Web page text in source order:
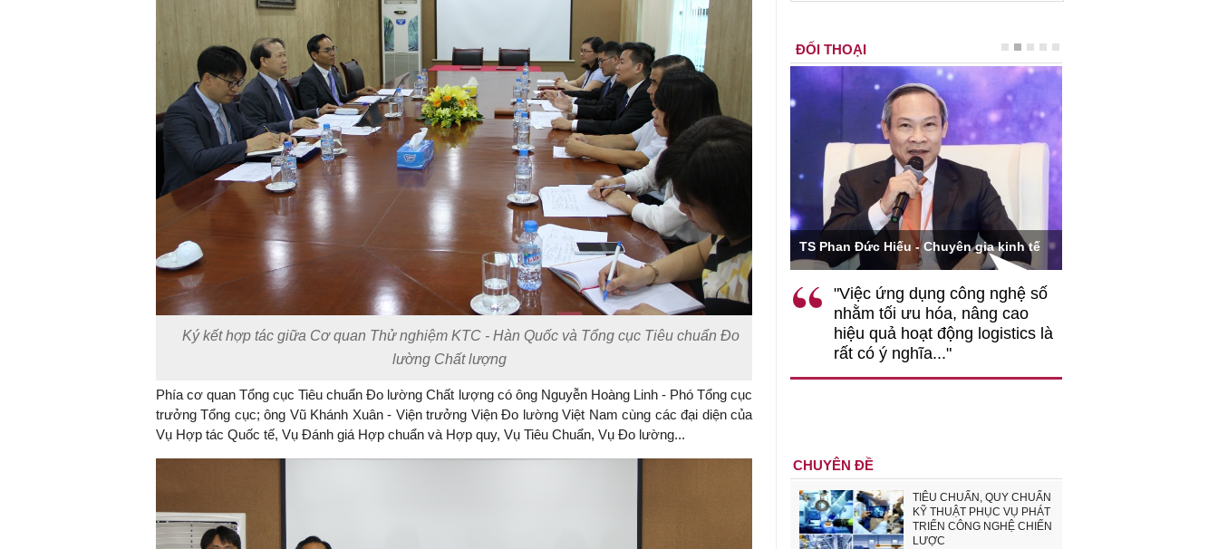
Ký kết hợp tác giữa Cơ quan Thử nghiệm KTC - Hàn Quốc và Tổng cục Tiêu chuẩn Đo
lường Chất lượng
Phía cơ quan Tổng cục Tiêu chuẩn Đo lường Chất lượng có ông Nguyễn Hoàng Linh - Phó Tổng cục
trưởng Tổng cục; ông Vũ Khánh Xuân - Viện trưởng Viện Đo lường Việt Nam cùng các đại diện của
Vụ Hợp tác Quốc tế, Vụ Đánh giá Hợp chuẩn và Hợp quy, Vụ Tiêu Chuẩn, Vụ Đo lường...
ĐỐI THOẠI
TS. Nguyễn Đức Độ - Phó Viện trưởng
Viện Kinh tế Tài chính
"Có rất nhiều việc phải làm
ngay từ bây giờ và trên thực tế
đang được tiến hành như tăng
đầu tư cho khoa học công
khuyến khích đổi mới sáng tạo,
khởi nghiệp..."
Việc sử dụng hiệu quả chính
sách tài khóa không chỉ mang ý
nghĩa hỗ trợ ngắn hạn mà còn
TS Phan Đức Hiếu - Chuyên gia kinh tế
"Việc ứng dụng công nghệ số
nhằm tối ưu hóa, nâng cao
hiệu quả hoạt động logistics là
rất có ý nghĩa..."
CHUYÊN ĐỀ
TIÊU CHUẨN, QUY CHUẨN
KỸ THUẬT PHỤC VỤ PHÁT
TRIỂN CÔNG NGHỆ CHIẾN
LƯỢC